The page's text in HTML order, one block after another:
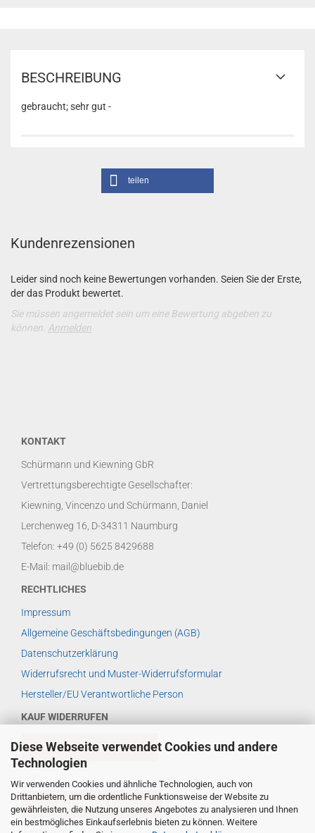
Diese Webseite verwendet Cookies und andere
Technologien
Wir verwenden Cookies und ähnliche Technologien, auch von
Drittanbietern, um die ordentliche Funktionsweise der Website zu
gewährleisten, die Nutzung unseres Angebotes zu analysieren und Ihnen
ein bestmögliches Einkaufserlebnis bieten zu können. Weitere
BESCHREIBUNG
gebraucht; sehr gut -
teilen
Kundenrezensionen
Leider sind noch keine Bewertungen vorhanden. Seien Sie der Erste,
der das Produkt bewertet.
Sie müssen angemeldet sein um eine Bewertung abgeben zu
können. Anmelden
KONTAKT
Schürmann und Kiewning GbR
Vertrettungsberechtigte Gesellschafter:
Kiewning, Vincenzo und Schürmann, Daniel
Lerchenweg 16, D-34311 Naumburg
Telefon: +49 (0) 5625 8429688
E-Mail: mail@bluebib.de
RECHTLICHES
Impressum
Allgemeine Geschäftsbedingungen (AGB)
Datenschutzerklärung
Widerrufsrecht und Muster-Widerrufsformular
Hersteller/EU Verantwortliche Person
KAUF WIDERRUFEN
VERTRAG WIDERRUFEN
WIDERRUFSBELEHRUNG